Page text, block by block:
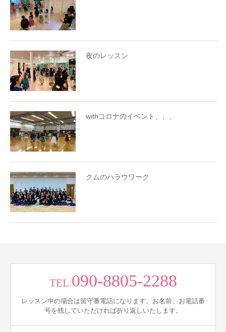
夜のレッスン
withコロナのイベント、、、
クムのハラウワーク
TEL.090-8805-2288
レッスン中の場合は留守番電話になります。お名前、お電話番
号を残していただければ折り返しいたします。